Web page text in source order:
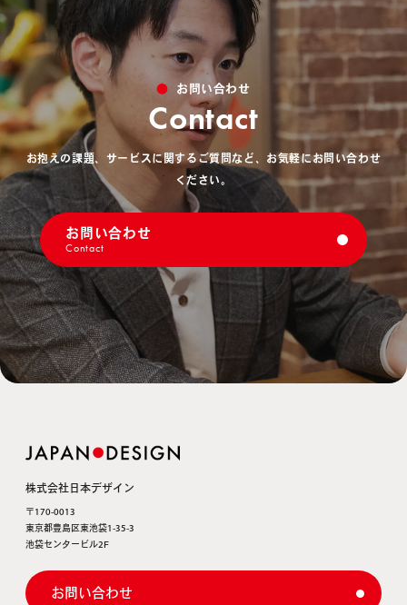
お問い合わせ
Contact
お抱えの課題、サービスに関するご質問など、お気軽にお問い合わせ
ください。
お問い合わせ
Contact
株式会社日本デザイン
〒170-0013
東京都豊島区東池袋1-35-3
池袋センタービル2F
お問い合わせ